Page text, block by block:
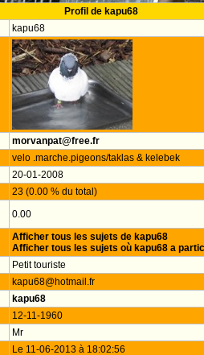
Profil de kapu68
kapu68
morvanpat@free.fr
velo .marche.pigeons/taklas & kelebek
20-01-2008
23 (0.00 % du total)
0.00
Afficher tous les sujets de kapu68
Afficher tous les sujets où kapu68 a
Petit touriste
kapu68@hotmail.fr
kapu68
12-11-1960
Mr
Le 11-06-2013 à 18:02:56